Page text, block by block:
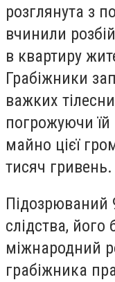
розглянута з
вчинили
в квартиру
Грабіжники
важких
погрожуючи
майно цієї
тисяч гривень.
Підозрюваний
слідства,
міжнародний
грабіжника